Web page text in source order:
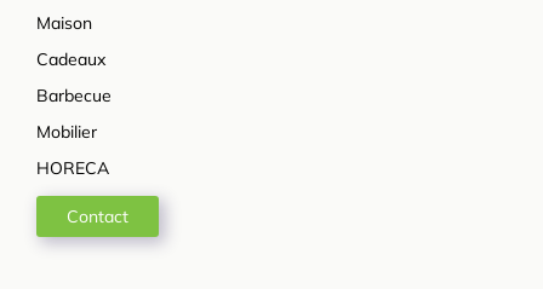
Maison
Cadeaux
Barbecue
Mobilier
HORECA
Contact